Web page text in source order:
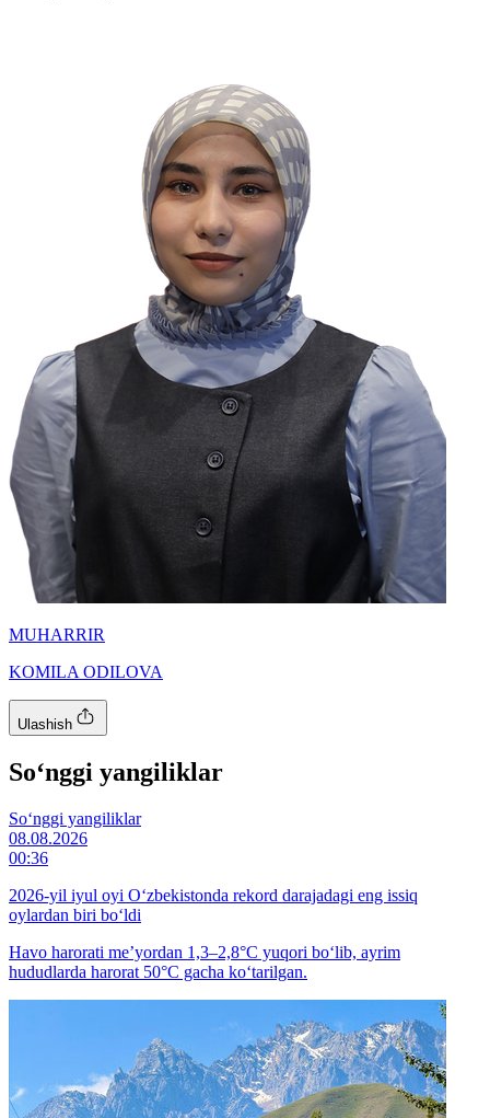
MUHARRIR
KOMILA ODILOVA
Ulashish
So‘nggi yangiliklar
So‘nggi yangiliklar
08.08.2026
00:36
2026-yil iyul oyi O‘zbekistonda rekord darajadagi eng issiq
oylardan biri bo‘ldi
Havo harorati me’yordan 1,3–2,8°C yuqori bo‘lib, ayrim
hududlarda harorat 50°C gacha ko‘tarilgan.